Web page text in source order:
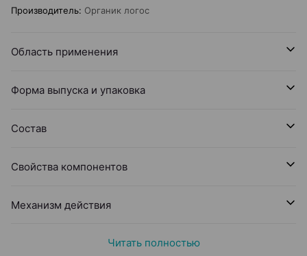
Производитель: Органик логос
Область применения
Форма выпуска и упаковка
Состав
Свойства компонентов
Механизм действия
Читать полностью